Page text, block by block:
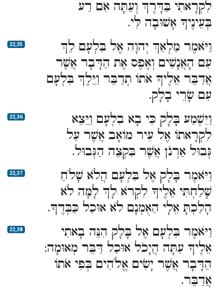
לִקְרָאתִי בַּדָּרֶךְ וְעַתָּה אִם רַע
בְּעֵינֶיךָ אָשׁוּבָה לִּי.
22,35
וַיֹּאמֶר מַלְאַךְ יְהוָה אֶל בִּלְעָם לֵךְ
עִם הָאֲנָשִׁים וְאֶפֶס אֶת הַדָּבָר אֲשֶׁר
אֲדַבֵּר אֵלֶיךָ אֹתוֹ תְדַבֵּר וַיֵּלֶךְ בִּלְעָם
עִם שָׂרֵי בָלָק.
22,36
וַיִּשְׁמַע בָּלָק כִּי בָא בִלְעָם וַיֵּצֵא
לִקְרָאתוֹ אֶל עִיר מוֹאָב אֲשֶׁר עַל
גְּבוּל אַרְנֹן אֲשֶׁר בִּקְצֵה הַגְּבוּל.
22,37
וַיֹּאמֶר בָּלָק אֶל בִּלְעָם הֲלֹא שָׁלֹחַ
שָׁלַחְתִּי אֵלֶיךָ לִקְרֹא לָךְ לָמָּה לֹא
הָלַכְתָּ אֵלָי הַאֻמְנָם לֹא אוּכַל כַּבְּדֶךָ.
22,38
וַיֹּאמֶר בִּלְעָם אֶל בָּלָק הִנֵּה בָאתִי
אֵלֶיךָ עַתָּה הֲיָכֹל אוּכַל דַּבֵּר מְאוּמָה:
הַדָּבָר אֲשֶׁר יָשִׂים אֱלֹהִים בְּפִי אֹתוֹ
אֲדַבֵּר.